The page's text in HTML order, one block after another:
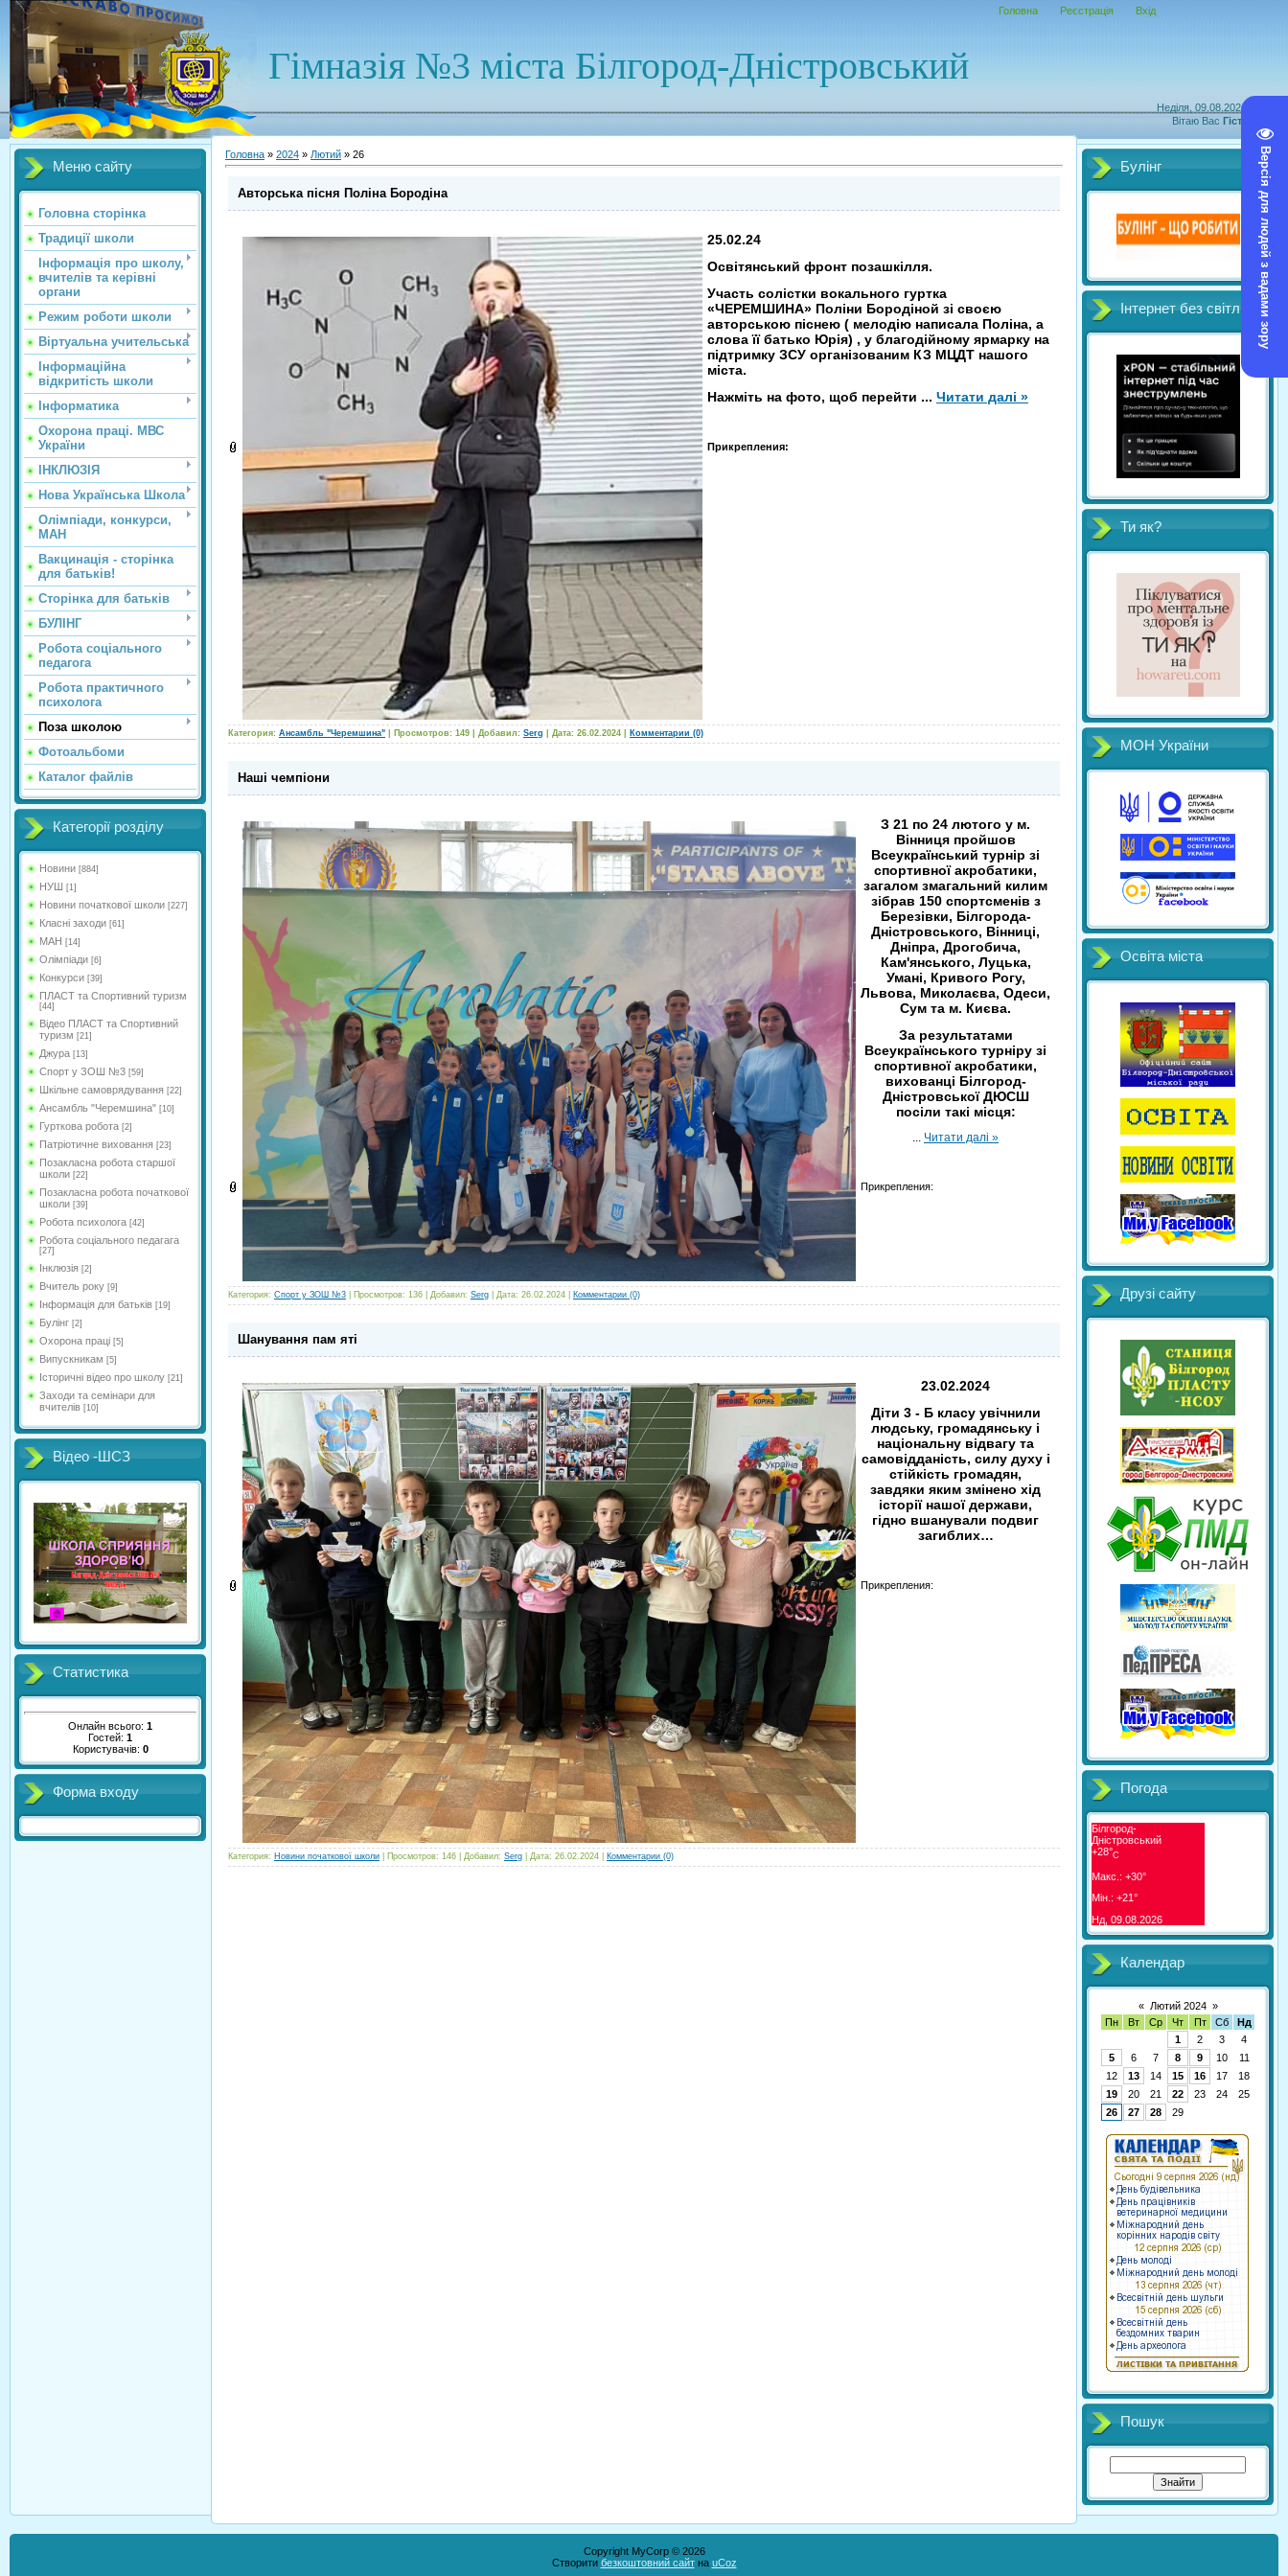
Версія для людей з вадами зору
Неділя, 09.08.2026, 13:54
Вітаю Вас Гість
Гімназія №3 міста Білгород-Дністровський
Головна Реєстрація Вхід
Меню сайту
Головна сторінка
Традиції школи
Інформація про школу,
вчителів та керівні
органи
Режим роботи школи
Віртуальна учительська
Інформаційна
відкритість школи
Інформатика
Охорона праці. МВС
України
ІНКЛЮЗІЯ
Нова Українська Школа
Олімпіади, конкурси,
МАН
Вакцинація - сторінка
для батьків!
Сторінка для батьків
БУЛІНГ
Робота соціального
педагога
Робота практичного
психолога
Поза школою
Фотоальбоми
Каталог файлів
Категорії розділу
Новини [884]
НУШ [1]
Новини початкової школи [227]
Класні заходи [61]
МАН [14]
Олімпіади [6]
Конкурси [39]
ПЛАСТ та Спортивний туризм
[44]
Відео ПЛАСТ та Спортивний
туризм [21]
Джура [13]
Спорт у ЗОШ №3 [59]
Шкільне самоврядування [22]
Ансамбль "Черемшина" [10]
Гурткова робота [2]
Патріотичне виховання [23]
Позакласна робота старшої
школи [22]
Позакласна робота початкової
школи [39]
Робота психолога [42]
Робота соціального педагага
[27]
Інклюзія [2]
Вчитель року [9]
Інформація для батьків [19]
Булінг [2]
Охорона праці [5]
Випускникам [5]
Історичні відео про школу [21]
Заходи та семінари для
вчителів [10]
Відео -ШСЗ
Статистика
Онлайн всього: 1
Гостей: 1
Користувачів: 0
Форма входу
Головна » 2024 » Лютий » 26
Авторська пісня Поліна Бородіна
25.02.24
Освітянський фронт позашкілля.
Участь солістки вокального гуртка
«ЧЕРЕМШИНА» Поліни Бородіной зі своєю
авторською піснею ( мелодію написала Поліна, а
слова її батько Юрія) , у благодійному ярмарку на
підтримку ЗСУ організованим КЗ МЦДТ нашого
міста.
Нажміть на фото, щоб перейти ... Читати далі »
Прикрепления:
Категория: Ансамбль "Черемшина" | Просмотров: 149 | Добавил: Serg | Дата: 26.02.2024 Комментарии (0)
Наші чемпіони
З 21 по 24 лютого у м.
Вінниця пройшов
Всеукраїнський турнір зі
спортивної акробатики,
загалом змагальний килим
зібрав 150 спортсменів з
Березівки, Білгорода-
Дністровського, Вінниці,
Дніпра, Дрогобича,
Кам'янського, Луцька,
Умані, Кривого Рогу,
Львова, Миколаєва, Одеси,
Сум та м. Києва.
За результатами
Всеукраїнського турніру зі
спортивної акробатики,
вихованці Білгород-
Дністровської ДЮСШ
посіли такі місця:
Читати далі »
Прикрепления:
Категория: Спорт у ЗОШ №3 | Просмотров: 136 | Добавил: Serg | Дата: 26.02.2024 Комментарии (0)
Шанування пам яті
23.02.2024
Діти 3 - Б класу увічнили
людську, громадянську і
національну відвагу та
самовідданість, силу духу і
стійкість громадян,
завдяки яким змінено хід
історії нашої держави,
гідно вшанували подвиг
загиблих…
Прикрепления:
Категория: Новини початкової школи | Просмотров: 146 | Добавил: Serg | Дата: 26.02.2024 Комментарии (0)
Булінг
Інтернет без світл
Ти як?
МОН України
Освіта міста
Друзі сайту
Погода
Білгород-
Дністровський
+28°C
Макс.: +30°
Мін.: +21°
Нд, 09.08.2026
Календар
« Лютий 2024 »
Пн
Вт Ср Чт Пт Сб
Нд
1
2 3
4
5
6 7 8 9 10
11
12
13 14 15 16 17
18
19
20 21 22 23 24
25
26
27 28 29
Пошук
Copyright MyCorp © 2026
Створити безкоштовний сайтна uCoz